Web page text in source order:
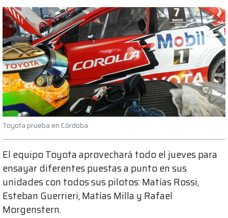
Toyota prueba en Córdoba
El equipo Toyota aprovechará todo el jueves para
ensayar diferentes puestas a punto en sus
unidades con todos sus pilotos: Matías Rossi,
Esteban Guerrieri, Matías Milla y Rafael
Morgenstern.